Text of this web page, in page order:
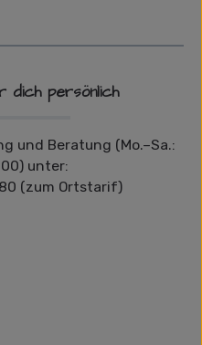
dich persönlich
und Beratung (Mo.–Sa.:
unter:
(zum Ortstarif)